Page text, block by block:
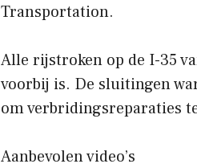
Transportation.
Alle rijstroken op de I-35
voorbij is. De sluitingen
om verbridingsreparaties
Aanbevolen video’s